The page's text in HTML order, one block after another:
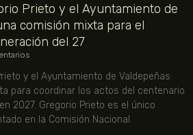
Prieto y el Ayuntamiento de
comisión mixta para el
del 27
y el Ayuntamiento de Valdepeñas
para coordinar los actos del centenario
2027. Gregorio Prieto es el único
en la Comisión Nacional.